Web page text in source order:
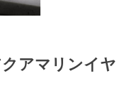
アマリンイヤ